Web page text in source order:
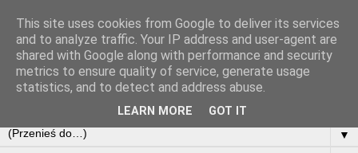
▼
This site uses cookies from Google to deliver its services
and to analyze traffic. Your IP address and user-agent are
shared with Google along with performance and security
metrics to ensure quality of service, generate usage
statistics, and to detect and address abuse.
LEARN MORE GOT IT